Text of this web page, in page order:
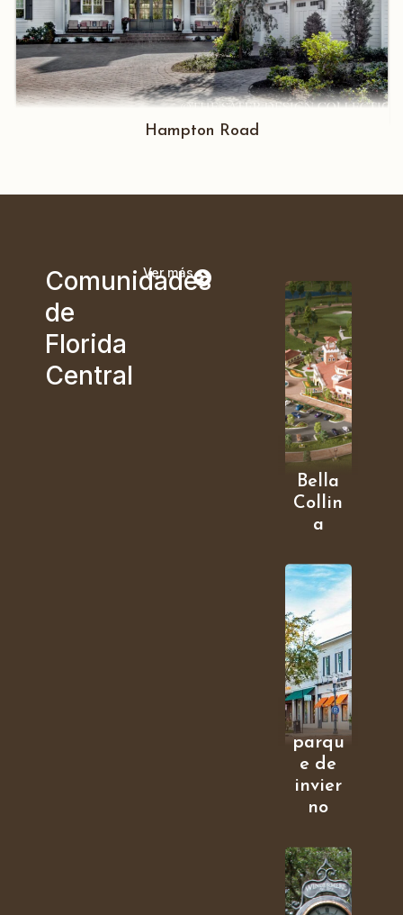
Hampton Road
Comunidades
de
Florida
Central
Ver más
Bella
Collin
a
parqu
e de
invier
no